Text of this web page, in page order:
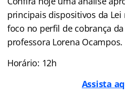
principais dispositivos da Lei
foco no perfil de cobrança
professora Lorena Ocampos.
Horário: 12h
Assista